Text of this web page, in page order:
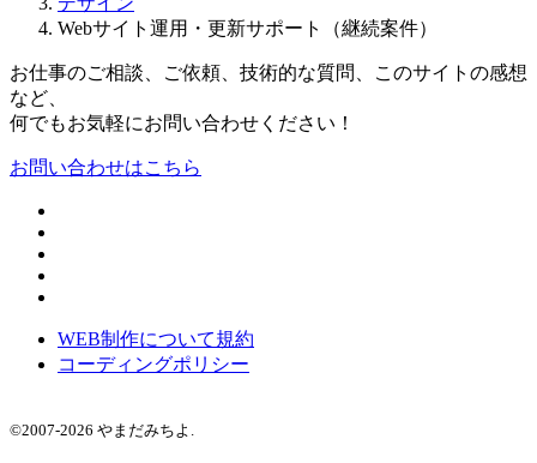
Webサイト運用・更新サポート（継続案件）
お仕事のご相談、ご依頼、 技術的な質問、このサイトの感想
など、
何でもお気軽にお問い合わせください！
お問い合わせはこちら
WEB制作について規約
コーディングポリシー
©2007-2026 やまだみちよ.